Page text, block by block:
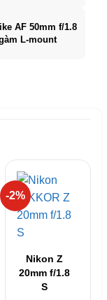
AF 50mm f/1.8
L-mount
-2%
Nikon Z
20mm f/1.8
S